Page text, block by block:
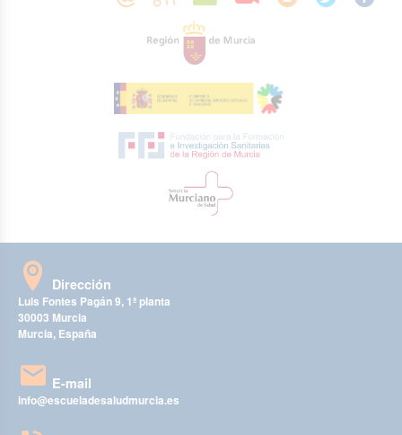
Dirección
Luis Fontes Pagán 9, 1ª planta
30003 Murcia
Murcia, España
E-mail
info@escueladesaludmurcia.es